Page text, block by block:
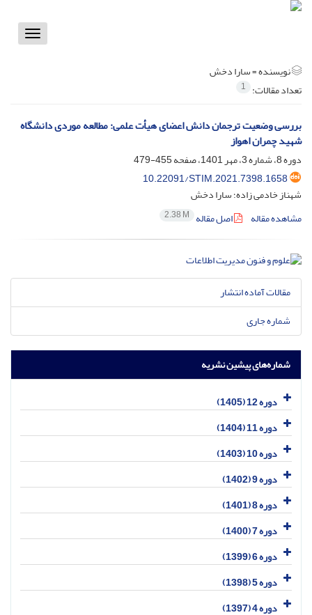
Toggle
نویسنده =سارا دخش
تعداد مقالات: 1
بررسی وضعیت ترجمان دانش اعضای هیأت علمی: مطالعه موردی دانشگاه
شهید چمران اهواز
دوره 8، شماره 3، مهر 1401، صفحه
455-479
10.22091/STIM.2021.7398.1658
شهناز خادمی زاده؛ سارا دخش
مشاهده مقاله
اصل مقاله 2.38 M
مقالات آماده انتشار
شماره جاری
شماره‌های پیشین نشریه
دوره 12 (1405)
دوره 11 (1404)
دوره 10 (1403)
دوره 9 (1402)
دوره 8 (1401)
دوره 7 (1400)
دوره 6 (1399)
دوره 5 (1398)
دوره 4 (1397)